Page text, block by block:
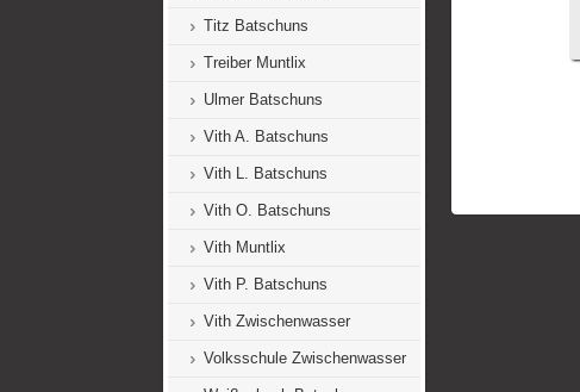
Titz Batschuns
Treiber Muntlix
Ulmer Batschuns
Vith A. Batschuns
Vith L. Batschuns
Vith O. Batschuns
Vith Muntlix
Vith P. Batschuns
Vith Zwischenwasser
Volksschule Zwischenwasser